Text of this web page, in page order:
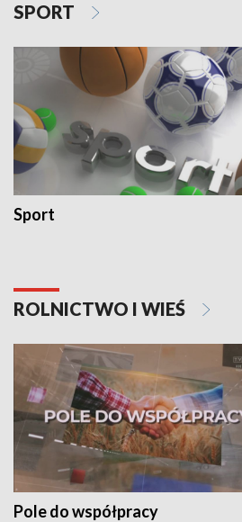
SPORT
Sport
ROLNICTWO I WIEŚ
Pole do współpracy